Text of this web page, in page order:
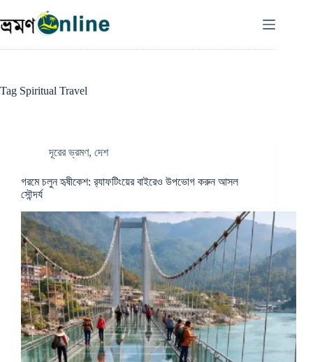
to
content
Tag Spiritual Travel
দূরের ভ্রমণ, দেশ
গরমে চলুন হৃষীকেশ: র‍্যাফটিংয়ের বাইরেও উপভোগ করুন আসল
সৌন্দর্য